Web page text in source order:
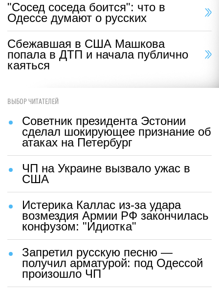
"Сосед соседа боится": что в
Одессе думают о русских
Сбежавшая в США Машкова
попала в ДТП и начала публично
каяться
ВЫБОР ЧИТАТЕЛЕЙ
Советник президента Эстонии
сделал шокирующее признание об
атаках на Петербург
ЧП на Украине вызвало ужас в
США
Истерика Каллас из-за удара
возмездия Армии РФ закончилась
конфузом: "Идиотка"
Запретил русскую песню —
получил арматурой: под Одессой
произошло ЧП